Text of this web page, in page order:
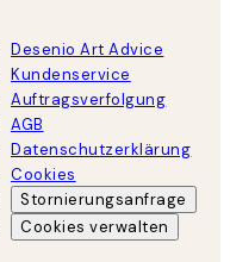
Desenio Art Advice
Kundenservice
Auftragsverfolgung
AGB
Datenschutzerklärung
Cookies
Stornierungsanfrage
Cookies verwalten